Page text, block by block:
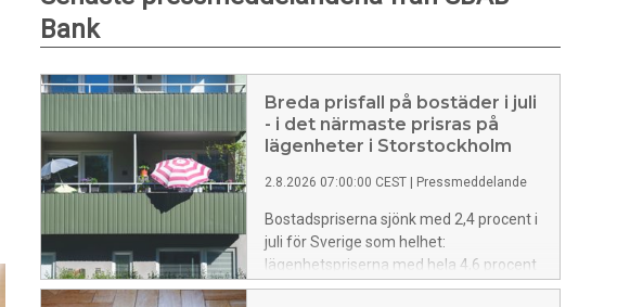
Bank
Breda prisfall på bostäder i juli
- i det närmaste prisras på
lägenheter i Storstockholm
2.8.2026 07:00:00 CEST Pressmeddelande
Bostadspriserna sjönk med 2,4 procent i
juli för Sverige som helhet:
lägenhetspriserna med hela 4,6 procent
och huspriserna med mer måttliga 1,4